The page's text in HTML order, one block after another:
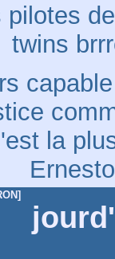
twins
la